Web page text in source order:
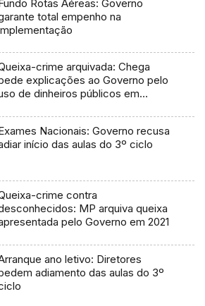
Rotas Aéreas: Governo
total empenho na
crime arquivada: Chega
explicações ao Governo pelo
de dinheiros públicos em
Nacionais: Governo recusa
início das aulas do 3º ciclo
crime contra
MP arquiva queixa
pelo Governo em 2021
ano letivo: Diretores
adiamento das aulas do 3º